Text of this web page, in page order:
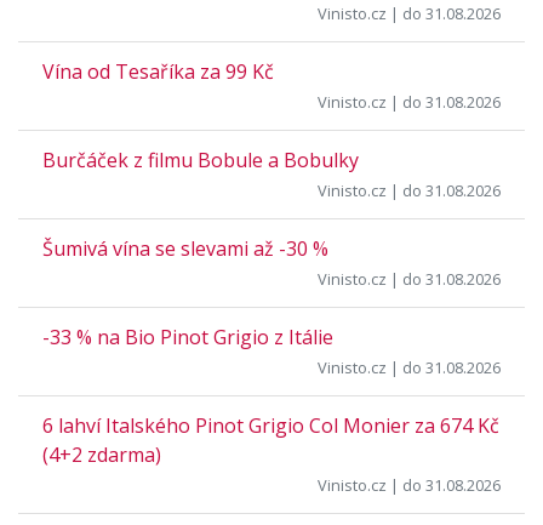
Vinisto.cz | do 31.08.2026
Vína od Tesaříka za 99 Kč
Vinisto.cz | do 31.08.2026
Burčáček z filmu Bobule a Bobulky
Vinisto.cz | do 31.08.2026
Šumivá vína se slevami až -30 %
Vinisto.cz | do 31.08.2026
-33 % na Bio Pinot Grigio z Itálie
Vinisto.cz | do 31.08.2026
6 lahví Italského Pinot Grigio Col Monier za 674 Kč
(4+2 zdarma)
Vinisto.cz | do 31.08.2026